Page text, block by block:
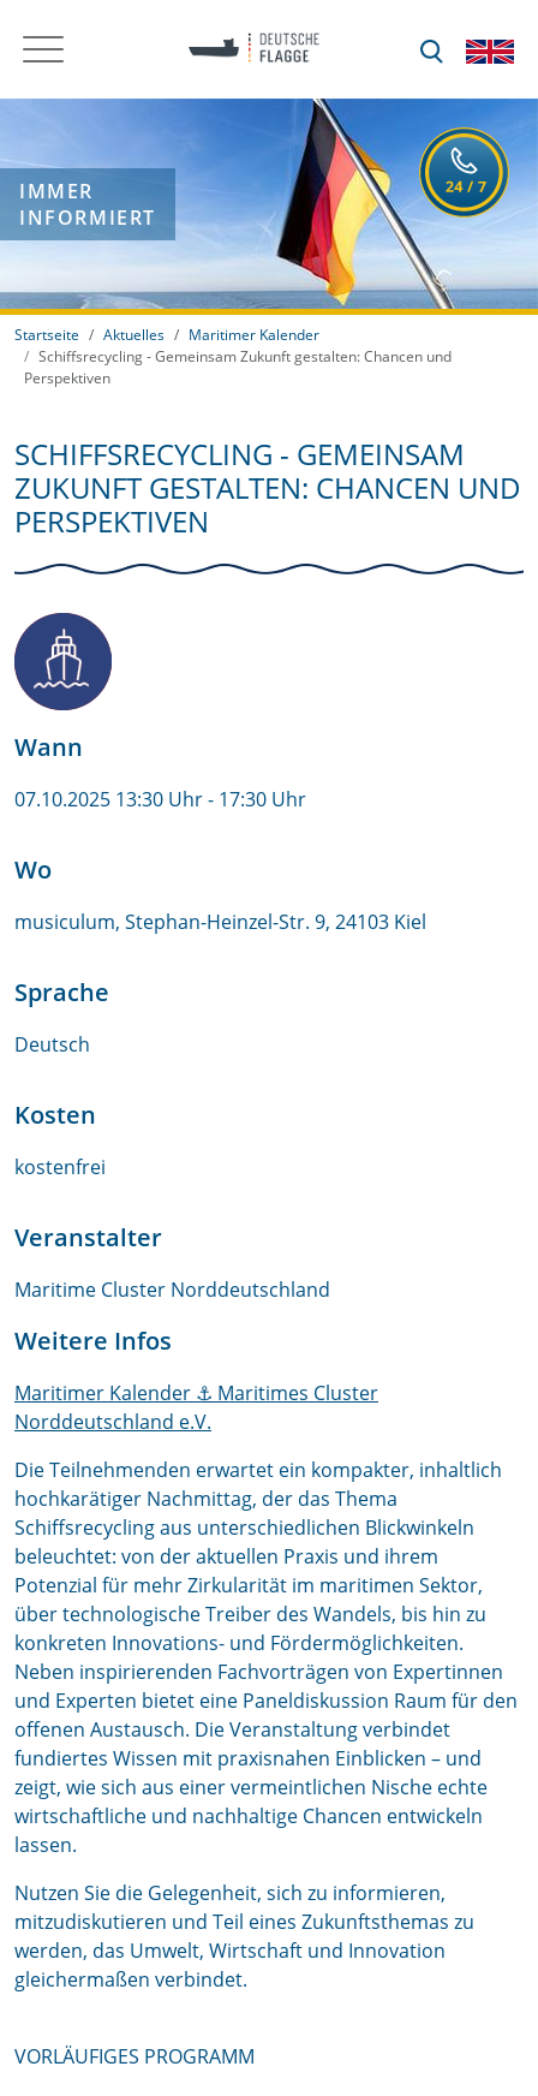
IMMER
INFORMIERT
Startseite Aktuelles
Maritimer Kalender
Schiffsrecycling - Gemeinsam Zukunft gestalten: Chancen und
Perspektiven
SCHIFFSRECYCLING - GEMEINSAM
ZUKUNFT GESTALTEN: CHANCEN UND
PERSPEKTIVEN
Wann
07.10.2025 13:30 Uhr- 17:30 Uhr
Wo
musiculum, Stephan-Heinzel-Str. 9, 24103 Kiel
Sprache
Deutsch
Kosten
kostenfrei
Veranstalter
Maritime Cluster Norddeutschland
Weitere Infos
Maritimer Kalender ⚓ Maritimes Cluster
Norddeutschland e.V.
Die Teilnehmenden erwartet ein kompakter, inhaltlich
hochkarätiger Nachmittag, der das Thema
Schiffsrecycling aus unterschiedlichen Blickwinkeln
beleuchtet: von der aktuellen Praxis und ihrem
Potenzial für mehr Zirkularität im maritimen Sektor,
über technologische Treiber des Wandels, bis hin zu
konkreten Innovations- und Fördermöglichkeiten.
Neben inspirierenden Fachvorträgen von Expertinnen
und Experten bietet eine Paneldiskussion Raum für den
offenen Austausch. Die Veranstaltung verbindet
fundiertes Wissen mit praxisnahen Einblicken – und
zeigt, wie sich aus einer vermeintlichen Nische echte
wirtschaftliche und nachhaltige Chancen entwickeln
lassen.
Nutzen Sie die Gelegenheit, sich zu informieren,
mitzudiskutieren und Teil eines Zukunftsthemas zu
werden, das Umwelt, Wirtschaft und Innovation
gleichermaßen verbindet.
VORLÄUFIGES PROGRAMM